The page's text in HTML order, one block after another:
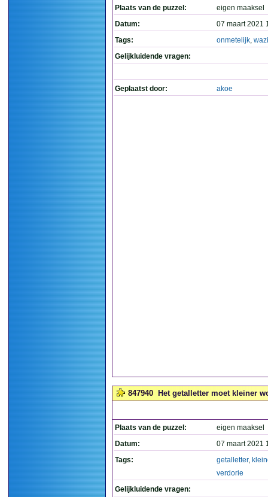
Plaats van de puzzel:
eigen maaksel
Datum:
07 maart 2021
Tags:
onmetelijk,
Gelijkluidende vragen:
Geplaatst door: akoe
847940 Het getalletter moet kleiner
Plaats van de puzzel:
eigen maaksel
Datum:
07 maart 2021
Tags:
getalletter,
verdorie
Gelijkluidende vragen: